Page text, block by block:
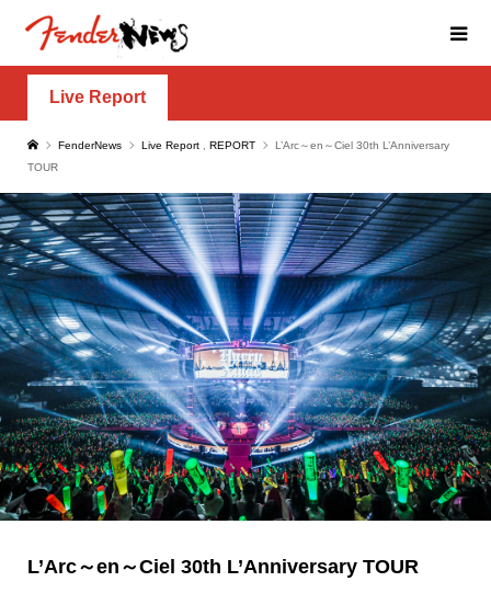
Live Report
FenderNews Live Report REPORT
L’Arc～en～Ciel 30th L’Anniversary
TOUR
L’Arc～en～Ciel 30th L’Anniversary TOUR